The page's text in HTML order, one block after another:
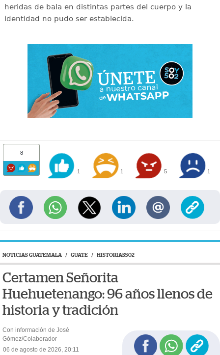
heridas de bala en distintas partes del cuerpo y la
identidad no pudo ser establecida.
8
1 1 5 1
NOTICIAS GUATEMALA / GUATE / HISTORIAS502
Certamen Señorita
Huehuetenango: 96 años llenos de
historia y tradición
Con información de José
Gómez/Colaborador
06 de agosto de 2026, 20:11